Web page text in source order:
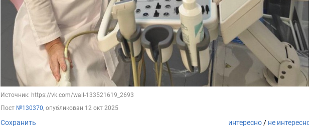
Источник: https://vk.com/wall-133521619_2693
Пост №130370, опубликован 12 окт 2025
Сохранить интересно / не